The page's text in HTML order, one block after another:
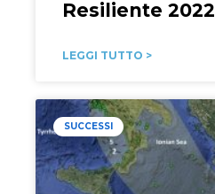
Resiliente 2022
LEGGI TUTTO >
SUCCESSI